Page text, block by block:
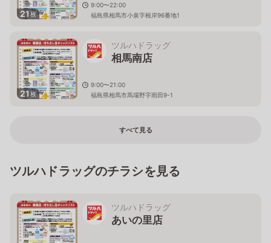
21枚
9:00〜22:00
福島県相馬市小泉字根岸96番地1
21枚
ツルハドラッグ
相馬南店
9:00〜21:00
福島県相馬市馬場野字雨田9-1
すべて見る
ツルハドラッグのチラシを見る
ツルハドラッグ
あいの里店